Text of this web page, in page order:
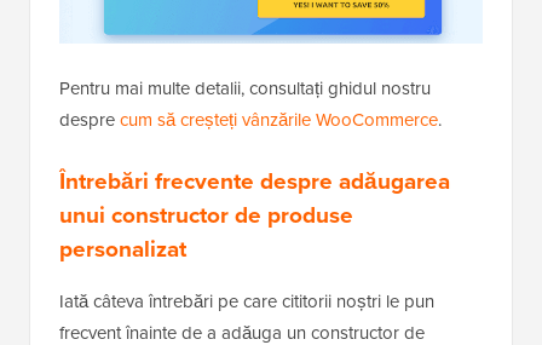
Pentru mai multe detalii, consultați ghidul nostru
desprecum să creșteți vânzările WooCommerce.
Întrebări frecvente despre adăugarea
unui constructor de produse
personalizat
Iată câteva întrebări pe care cititorii noștri le pun
frecvent înainte de a adăuga un constructor de